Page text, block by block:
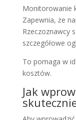
Monitorowanie
Zapewnia, że
Rzeczoznawcy
szczegółowe
To pomaga w
kosztów.
Jak